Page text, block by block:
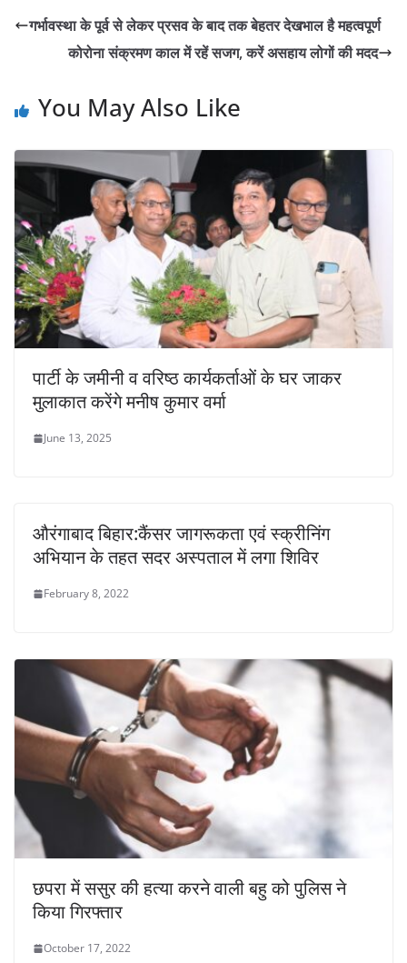
s
A
p
e
b
o
er l y
Li
k
e
गर्भावस्था के पूर्व से लेकर प्रसव के बाद तक बेहतर देखभाल है महत्वपूर्ण
कोरोना संक्रमण काल में रहें सजग, करें असहाय लोगों की मदद
You May Also Like
पार्टी के जमीनी व वरिष्ठ कार्यकर्ताओं के घर जाकर
मुलाकात करेंगे मनीष कुमार वर्मा
June 13, 2025
औरंगाबाद बिहार:कैंसर जागरूकता एवं स्क्रीनिंग
अभियान के तहत सदर अस्पताल में लगा शिविर
February 8, 2022
छपरा में ससुर की हत्या करने वाली बहु को पुलिस ने
किया गिरफ्तार
October 17, 2022